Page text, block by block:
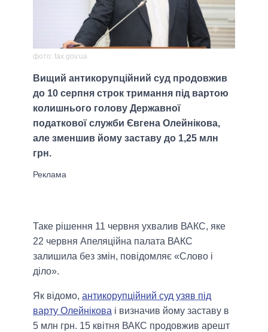
фото: tax.gov.ua
Вищий антикорупційний суд продовжив
до 10 серпня строк тримання під вартою
колишнього голову Державної
податкової служби Євгена Олейнікова,
але зменшив йому заставу до 1,25 млн
грн.
Таке рішення 11 червня ухвалив ВАКС, яке
22 червня Апеляційна палата ВАКС
залишила без змін, повідомляє «Слово і
діло».
Як відомо, антикорупційний суд узяв під
варту Олейнікова і визначив йому заставу в
5 млн грн. 15 квітня ВАКС продовжив арешт